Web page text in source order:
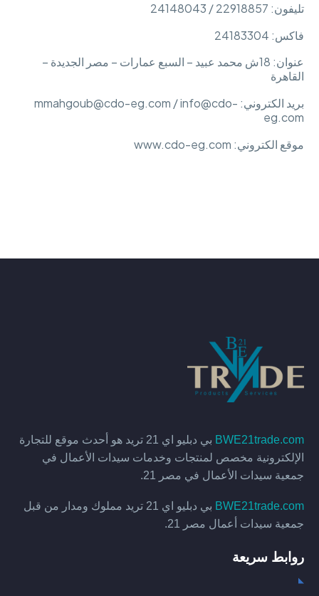
تليفون: 22918857 / 24148043
فاكس: 24183304
عنوان: 18ش محمد عبيد – السبع عمارات – مصر الجديدة –
القاهرة
بريد الكتروني: mmahgoub@cdo-eg.com / info@cdo-
eg.com
موقع الكتروني: www.cdo-eg.com
BWE21trade.com
بي دبليو اي 21 تريد هو أحدث موقع للتجارة
الإلكترونية مخصص لمنتجات وخدمات سيدات الأعمال في
جمعية سيدات الأعمال في مصر 21.
BWE21trade.com
بي دبليو اي 21 تريد مملوك ومدار من قبل
جمعية سيدات أعمال مصر 21.
روابط سريعة